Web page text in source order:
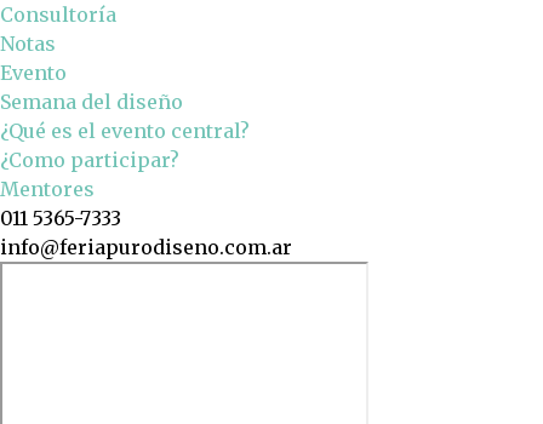
Consultoría
Notas
Evento
Semana del diseño
¿Qué es el evento central?
¿Como participar?
Mentores
011 5365-7333
info@feriapurodiseno.com.ar